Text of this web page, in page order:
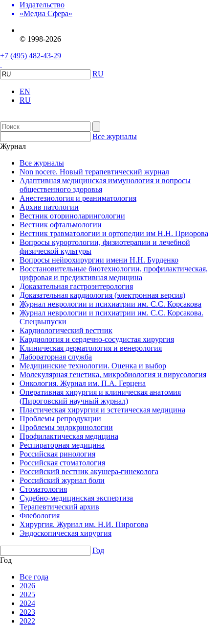
Издательство
«Медиа Сфера»
© 1998-2026
+7 (495) 482-43-29
RU
EN
RU
Все журналы
Журнал
Все журналы
Non nocere. Новый терапевтический журнал
Адаптивная медицинская иммунология и вопросы
общественного здоровья
Анестезиология и реаниматология
Архив патологии
Вестник оториноларингологии
Вестник офтальмологии
Вестник травматологии и ортопедии им Н.Н. Приорова
Вопросы курортологии, физиотерапии и лечебной
физической культуры
Вопросы нейрохирургии имени Н.Н. Бурденко
Восстановительные биотехнологии, профилактическая,
цифровая и предиктивная медицина
Доказательная гастроэнтерология
Доказательная кардиология (электронная версия)
Журнал неврологии и психиатрии им. С.С. Корсакова
Журнал неврологии и психиатрии им. С.С. Корсакова.
Спецвыпуски
Кардиологический вестник
Кардиология и сердечно-сосудистая хирургия
Клиническая дерматология и венерология
Лабораторная служба
Медицинские технологии. Оценка и выбор
Молекулярная генетика, микробиология и вирусология
Онкология. Журнал им. П.А. Герцена
Оперативная хирургия и клиническая анатомия
(Пироговский научный журнал)
Пластическая хирургия и эстетическая медицина
Проблемы репродукции
Проблемы эндокринологии
Профилактическая медицина
Респираторная медицина
Российская ринология
Российская стоматология
Российский вестник акушера-гинеколога
Российский журнал боли
Стоматология
Судебно-медицинская экспертиза
Терапевтический архив
Флебология
Хирургия. Журнал им. Н.И. Пирогова
Эндоскопическая хирургия
Год
Год
Все года
2026
2025
2024
2023
2022